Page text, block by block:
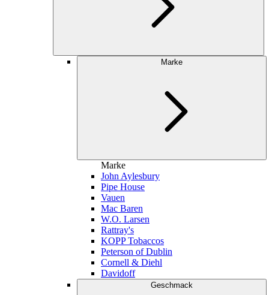
Marke
Marke
John Aylesbury
Pipe House
Vauen
Mac Baren
W.O. Larsen
Rattray's
KOPP Tobaccos
Peterson of Dublin
Cornell & Diehl
Davidoff
Geschmack